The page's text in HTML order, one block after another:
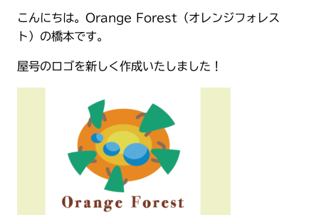
こんにちは。Orange Forest（オレンジフォレス
ト）の橋本です。
屋号のロゴを新しく作成いたしました！